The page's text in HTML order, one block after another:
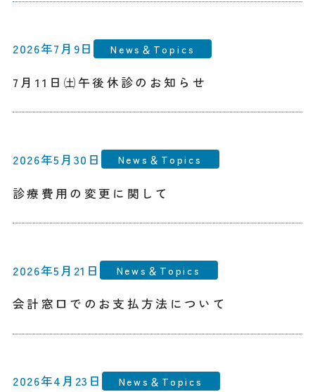
2026年7月9日 News＆Topics
7月11日㈯午後休診のお知らせ
2026年5月30日 News＆Topics
診療費用の変更に関して
2026年5月21日 News＆Topics
会計窓口でのお支払方法について
2026年4月23日 News＆Topics